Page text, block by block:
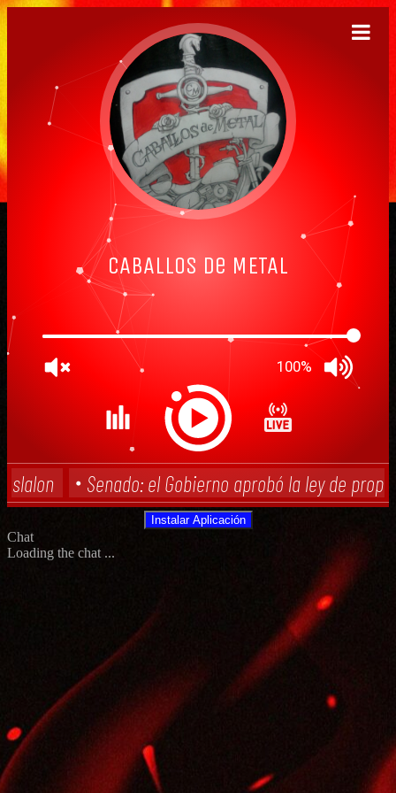
Instalar Aplicación
Chat
Loading the chat ...